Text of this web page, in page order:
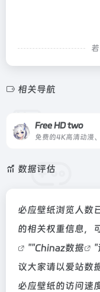
相关导航
Free HD two
数据评估
必应壁纸浏览人数
的相关权重信息，
""Chinaz数据
"
议大家请以爱站数
必应壁纸的访问速